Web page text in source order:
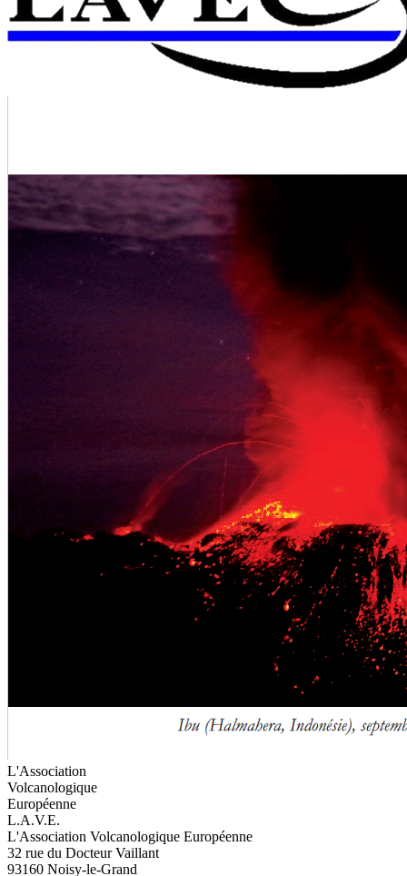
L'Association
Volcanologique
Européenne
L.A.V.E.
L'Association Volcanologique Européenne
32 rue du Docteur Vaillant
93160 Noisy-le-Grand